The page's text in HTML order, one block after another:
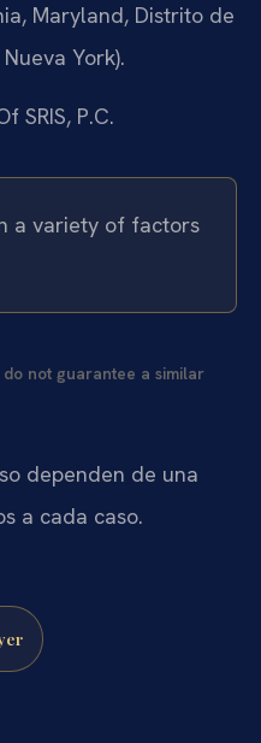
Maryland, Distrito de
York).
SRIS, P.C.
a variety of factors
not guarantee a similar
dependen de una
a cada caso.